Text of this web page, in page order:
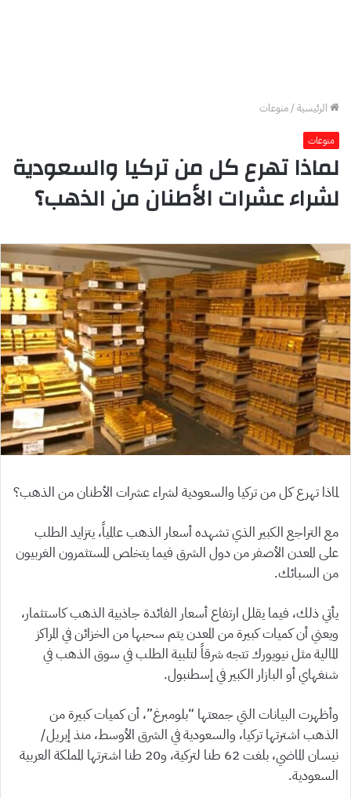
الرئيسية/منوعات
منوعات
لماذا تهرع كل من تركيا والسعودية
لشراء عشرات الأطنان من الذهب؟
لماذا تهرع كل من تركيا والسعودية لشراء عشرات الأطنان من الذهب؟
مع التراجع الكبير الذي تشهده أسعار الذهب عالمياً، يتزايد الطلب
على المعدن الأصفر من دول الشرق فيما يتخلص المستثمرون الغربيون
من السبائك.
يأتي ذلك، فيما يقلل ارتفاع أسعار الفائدة جاذبية الذهب كاستثمار،
ويعني أن كميات كبيرة من المعدن يتم سحبها من الخزائن في المراكز
المالية مثل نيويورك تتجه شرقاً لتلبية الطلب في سوق الذهب في
شنغهاي أو البازار الكبير في إسطنبول.
وأظهرت البيانات التي جمعتها “بلومبرغ”، أن كميات كبيرة من
الذهب اشترتها تركيا، والسعودية في الشرق الأوسط، منذ إبريل/
نيسان الماضي، بلغت 62 طنا لتركية، و20 طنا اشترتها المملكة العربية
السعودية.